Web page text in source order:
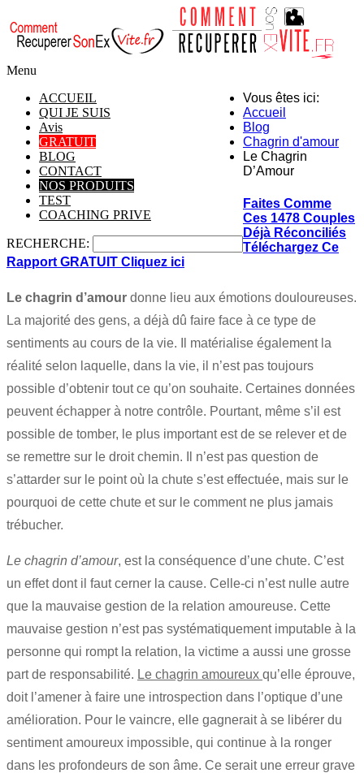
Menu
ACCUEIL
QUI JE SUIS
Avis
GRATUIT
BLOG
CONTACT
NOS PRODUITS
TEST
COACHING PRIVE
RECHERCHE:
Vous êtes ici:
Accueil
Blog
Chagrin d'amour
Le Chagrin
D’Amour
Faites Comme
Ces 1478 Couples
Déjà Réconciliés
Téléchargez Ce
Rapport GRATUIT Cliquez ici
Le chagrin d’amour donne lieu aux émotions douloureuses.
La majorité des gens, a déjà dû faire face à ce type de
sentiments au cours de la vie. Il matérialise également la
réalité selon laquelle, dans la vie, il n’est pas toujours
possible d’obtenir tout ce qu’on souhaite. Certaines données
peuvent échapper à notre contrôle. Pourtant, même s’il est
possible de tomber, le plus important est de se relever et de
se remettre sur le droit chemin. Il n’est pas question de
s’attarder sur le point où la chute s’est effectuée, mais sur le
pourquoi de cette chute et sur le comment ne plus jamais
trébucher.
Le chagrin d’amour, est la conséquence d’une chute. C’est
un effet dont il faut cerner la cause. Celle-ci n’est nulle autre
que la mauvaise gestion de la relation amoureuse. Cette
mauvaise gestion n’est pas systématiquement imputable à la
personne qui rompt la relation, la victime a aussi une grosse
part de responsabilité. Le chagrin amoureux qu’elle éprouve,
doit l’amener à faire une introspection dans l’optique d’une
amélioration. Pour le vaincre, elle gagnerait à se libérer du
sentiment amoureux impossible, qui continue à la ronger
dans les profondeurs de son âme. Ce serait une erreur grave